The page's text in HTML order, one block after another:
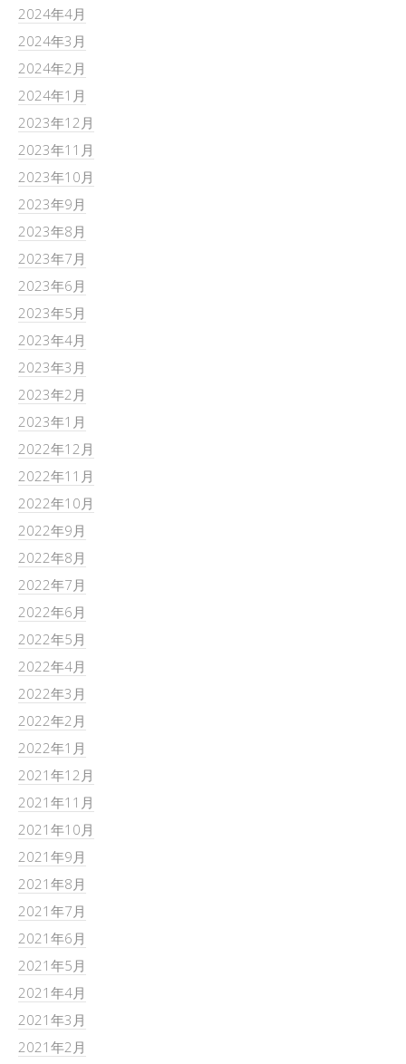
2024年4月
2024年3月
2024年2月
2024年1月
2023年12月
2023年11月
2023年10月
2023年9月
2023年8月
2023年7月
2023年6月
2023年5月
2023年4月
2023年3月
2023年2月
2023年1月
2022年12月
2022年11月
2022年10月
2022年9月
2022年8月
2022年7月
2022年6月
2022年5月
2022年4月
2022年3月
2022年2月
2022年1月
2021年12月
2021年11月
2021年10月
2021年9月
2021年8月
2021年7月
2021年6月
2021年5月
2021年4月
2021年3月
2021年2月